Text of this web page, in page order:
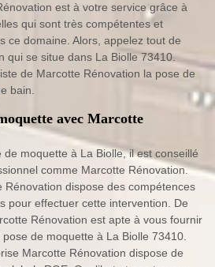
est à votre service grâce à
qui sont très compétentes et
ce domaine. Alors, appelez tout de
qui se situe dans La Biolle 73410.
de Marcotte Rénovation la pose de
bain.
avec Marcotte
moquette à La Biolle, il est conseillé
comme Marcotte Rénovation.
Rénovation dispose des compétences
pour effectuer cette intervention. De
Rénovation est apte à vous fournir
de moquette à La Biolle 73410.
Marcotte Rénovation dispose de